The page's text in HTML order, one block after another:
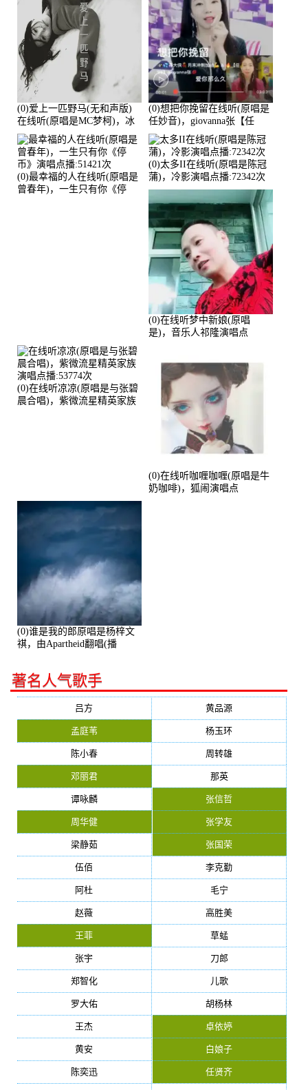
(0)爱上一匹野马(无和声版)
在线听(原唱是MC梦柯)，冰
鑫Asce演唱点播:178815次
(0)想把你挽留在线听(原唱是
任妙音)，giovanna张【任
96】演唱点播:60173次
(0)最幸福的人在线听(原唱是
曾春年)，一生只有你《停
(0)太多II在线听(原唱是陈冠
蒲)，冷影演唱点播:72342次
(0)在线听梦中新娘(原唱
是)，音乐人祁隆演唱点
(0)在线听凉凉(原唱是与张碧
晨合唱)，紫微流星精英家族
(0)在线听咖喱咖喱(原唱是牛
奶咖啡)，狐闹演唱点
(0)谁是我的郎原唱是杨梓文
祺，由Apartheid翻唱(播
著名人气歌手
吕方 黄品源
孟庭苇 杨玉环
陈小春 周转雄
邓丽君 那英
谭咏麟 张信哲
周华健 张学友
梁静茹 张国荣
伍佰 李克勤
阿杜 毛宁
赵薇 高胜美
王菲 草蜢
张宇 刀郎
郑智化 儿歌
罗大佑 胡杨林
王杰 卓依婷
黄安 白娘子
陈奕迅 任贤齐